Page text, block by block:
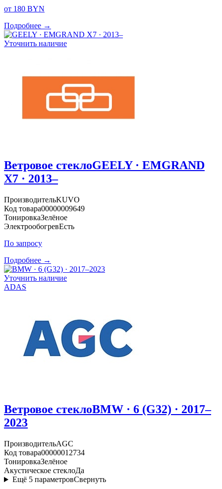
от 180 BYN
Подробнее →
Уточнить наличие
Ветровое стеклоGEELY · EMGRAND
X7 · 2013–
ПроизводительKUVO
Код товара00000009649
ТонировкаЗелёное
ЭлектрообогревЕсть
По запросу
Подробнее →
Уточнить наличие
ADAS
Ветровое стеклоBMW · 6 (G32) · 2017–
2023
ПроизводительAGC
Код товара00000012734
ТонировкаЗелёное
Акустическое стеклоДа
Ещё 5 параметровСвернуть